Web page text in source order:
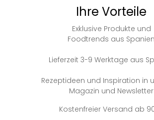
Ihre Vorteile
Exklusive Produkte und
Foodtrends aus Spanien
Lieferzeit 3-9 Werktage aus
Rezeptideen und Inspiration in
Magazin und Newsletter
Kostenfreier Versand ab